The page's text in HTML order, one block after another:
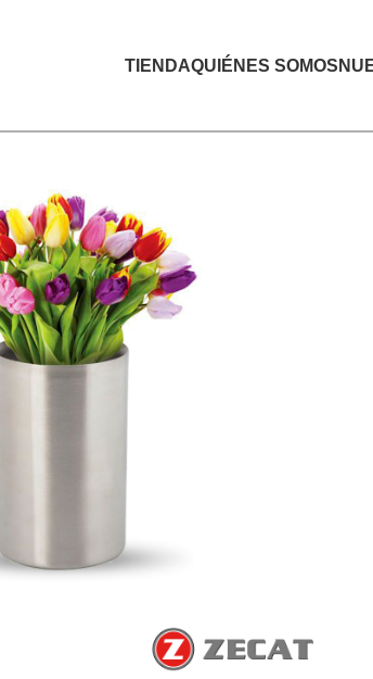
TIENDAQUIÉNES SOMOS